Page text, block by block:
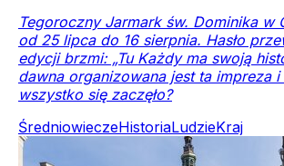
Tegoroczny Jarmark św. Dominika w
od 25 lipca do 16 sierpnia. Hasło
edycji brzmi: „Tu Każdy ma swoją
dawna organizowana jest ta impreza
wszystko się zaczęło?
ŚredniowieczeHistoriaLudzieKraj